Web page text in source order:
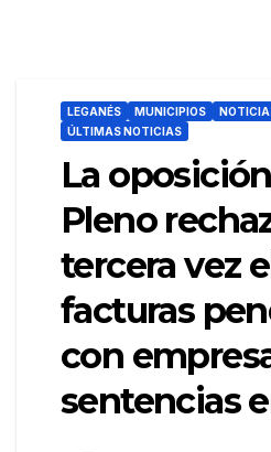
LEGANÉS MUNICIPIOS
ÚLTIMAS NOTICIAS
La
Pleno
tercera vez
facturas
con
sentencias